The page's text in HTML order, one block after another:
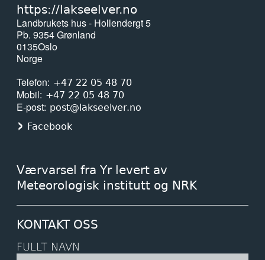
https://lakseelver.no
Landbrukets hus - Hollendergt 5
Pb. 9354 Grønland
0135Oslo
Norge
Telefon
+47 22 05 48 70
Mobil +47 22 05 48 70
E-post post@lakseelver.no
Facebook
Værvarsel fra Yr levert av
Meteorologisk institutt og NRK
KONTAKT OSS
FULLT NAVN